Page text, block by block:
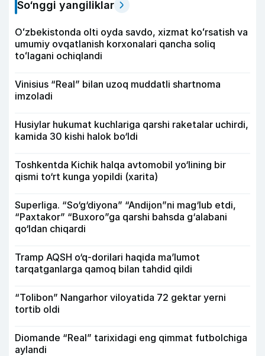
So‘nggi yangiliklar
Oʻzbekistonda olti oyda savdo, xizmat koʻrsatish va
umumiy ovqatlanish korxonalari qancha soliq
toʻlagani ochiqlandi
Vinisius “Real” bilan uzoq muddatli shartnoma
imzoladi
Husiylar hukumat kuchlariga qarshi raketalar uchirdi,
kamida 30 kishi halok bo‘ldi
Toshkentda Kichik halqa avtomobil yo‘lining bir
qismi to‘rt kunga yopildi (xarita)
Superliga. “So‘g‘diyona” “Andijon”ni mag‘lub etdi,
“Paxtakor” “Buxoro”ga qarshi bahsda g‘alabani
qo‘ldan chiqardi
Tramp AQSH o‘q-dorilari haqida ma’lumot
tarqatganlarga qamoq bilan tahdid qildi
“Tolibon” Nangarhor viloyatida 72 gektar yerni
tortib oldi
Diomande “Real” tarixidagi eng qimmat futbolchiga
aylandi